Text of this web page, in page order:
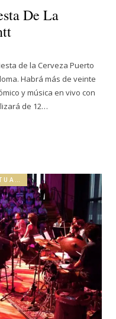
De La
de la Cerveza Puerto
Habrá más de veinte
y música en vivo con
de 12…